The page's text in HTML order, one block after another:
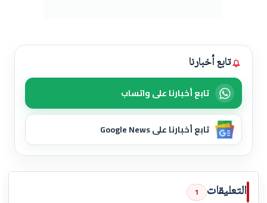
تابع أخبارنا
تابع أخبارنا على واتساب
تابع أخبارنا على Google News
التعليقات 1